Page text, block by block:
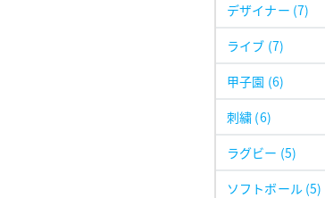
デザイナー (7)
ライブ (7)
甲子園 (6)
刺繍 (6)
ラグビー (5)
ソフトボール (5)